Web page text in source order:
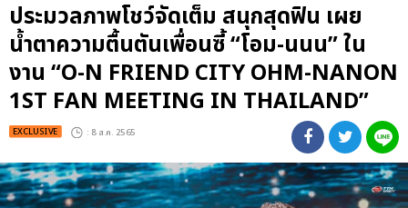
ประมวลภาพโชว์จัดเต็ม สนุกสุดฟิน เผย
น้ำตาความตื้นตันเพื่อนซี้ “โอม-นนน” ใน
งาน “O-N FRIEND CITY OHM-NANON
1ST FAN MEETING IN THAILAND”
EXCLUSIVE : 8 ส.ค. 2565